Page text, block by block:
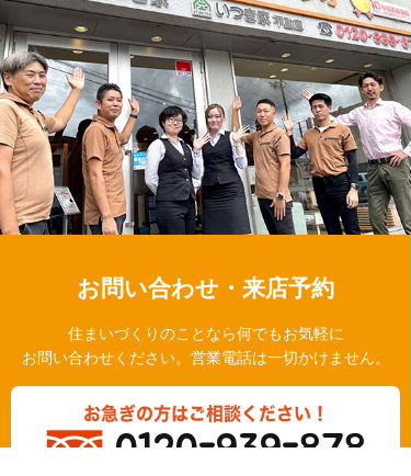
お問い合わせ・来店予約
住まいづくりのことなら何でもお気軽に
お問い合わせください。営業電話は一切かけません。
お急ぎの方はご相談ください！
0120-939-878